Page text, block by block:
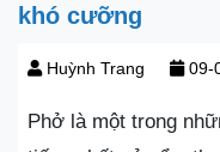
khó cưỡng
Huỳnh Trang 09-
Phở là một trong